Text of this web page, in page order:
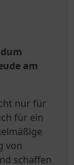
am
nur für
für ein
von
schaffen